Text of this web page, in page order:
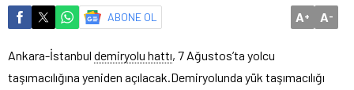
ABONE OL A+ A-
Ankara-İstanbul demiryolu hattı, 7 Ağustos’ta yolcu
taşımacılığına yeniden açılacak.Demiryolunda yük taşımacılığı